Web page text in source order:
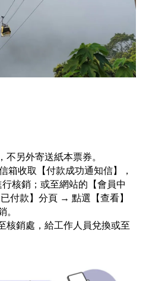
不另外寄送紙本票券。
箱收取【付款成功通知信】，
核銷；或至網站的【會員中
付款】分頁 → 點選【查看】
。
核銷處，給工作人員兌換或至